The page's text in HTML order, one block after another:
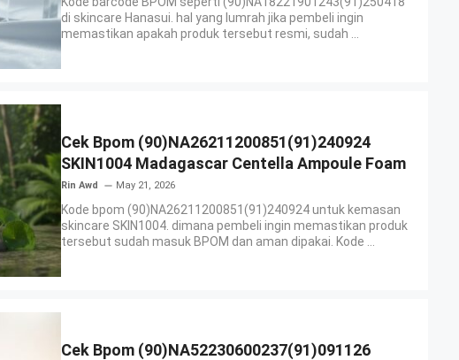
di skincare Hanasui. hal yang lumrah jika pembeli ingin
memastikan apakah produk tersebut resmi, sudah ...
Cek Bpom (90)NA26211200851(91)240924
SKIN1004 Madagascar Centella Ampoule Foam
Rin Awd May 21, 2026
Kode bpom (90)NA26211200851(91)240924 untuk kemasan
skincare SKIN1004. dimana pembeli ingin memastikan produk
tersebut sudah masuk BPOM dan aman dipakai. Kode ...
Cek Bpom (90)NA52230600237(91)091126